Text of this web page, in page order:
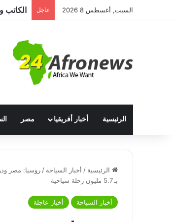
السبت, أغسطس 8 2026 عاجل
الرئيسية أخبار أفريقيا مصر
الرئيسية / أخبار السياحة / روسيا: مصر
بـ 5.7 مليون رحلة سياحية
أخبار السياحة أخبار عاجلة